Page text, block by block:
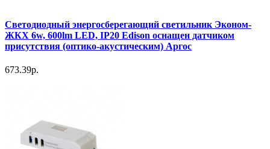
Светодиодный энергосберегающий светильник Эконом-
ЖКХ 6w, 600lm LED, IP20 Edison оснащен датчиком
присутствия (оптико-акустическим) Аргос
673.39р.